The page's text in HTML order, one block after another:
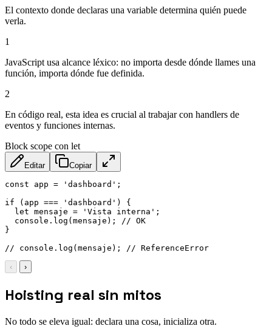
El contexto donde declaras una variable determina quién puede
verla.
1
JavaScript usa alcance léxico: no importa desde dónde llames una
función, importa dónde fue definida.
2
En código real, esta idea es crucial al trabajar con handlers de
eventos y funciones internas.
Block scope con let
Editar Copiar
const app = 'dashboard' ;
if
( app === 'dashboard' )
{
let mensaje = 'Vista interna' ;
  console
. log ( mensaje ) ;
// OK
}
// console.log(mensaje); // ReferenceError
‹ ›
Hoisting real sin mitos
No todo se eleva igual: declara una cosa, inicializa otra.